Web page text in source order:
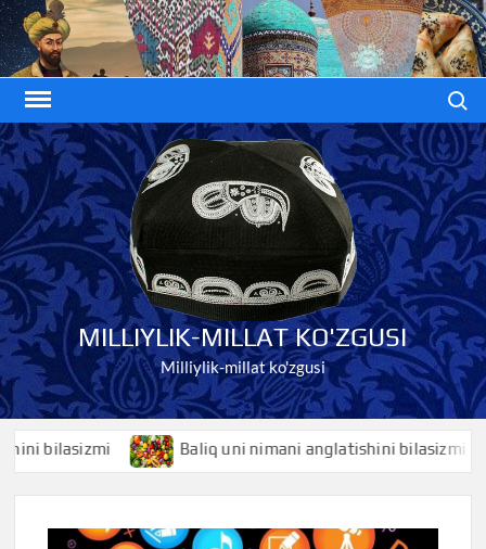
Skip
to
content
MILLIYLIK-MILLAT KO'ZGUSI
Milliylik-millat ko'zgusi
Baliq uni nimani anglatishini bilasizmi